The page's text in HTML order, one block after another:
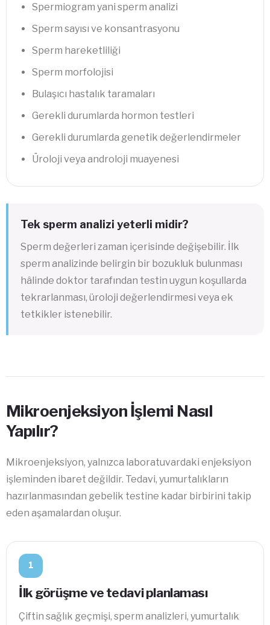
Spermiogram yani sperm analizi
Sperm sayısı ve konsantrasyonu
Sperm hareketliliği
Sperm morfolojisi
Bulaşıcı hastalık taramaları
Gerekli durumlarda hormon testleri
Gerekli durumlarda genetik değerlendirmeler
Üroloji veya androloji muayenesi
Tek sperm analizi yeterli midir?
Sperm değerleri zaman içerisinde değişebilir. İlk
sperm analizinde belirgin bir bozukluk bulunması
hâlinde doktor tarafından testin uygun koşullarda
tekrarlanması, üroloji değerlendirmesi veya ek
tetkikler istenebilir.
Mikroenjeksiyon İşlemi Nasıl
Yapılır?
Mikroenjeksiyon, yalnızca laboratuvardaki enjeksiyon
işleminden ibaret değildir. Tedavi, yumurtalıkların
hazırlanmasından gebelik testine kadar birbirini takip
eden aşamalardan oluşur.
1
İlk görüşme ve tedavi planlaması
Çiftin sağlık geçmişi, sperm analizleri, yumurtalık